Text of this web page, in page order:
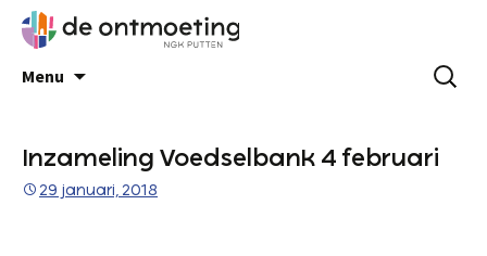
Menu
Inzameling Voedselbank 4 februari
29 januari, 2018